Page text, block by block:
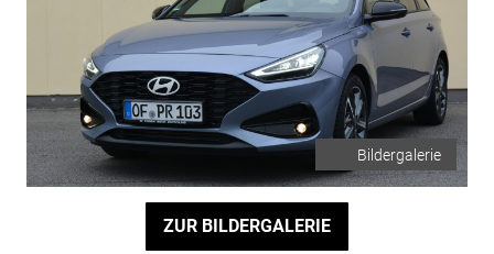
Bildergalerie
ZUR BILDERGALERIE